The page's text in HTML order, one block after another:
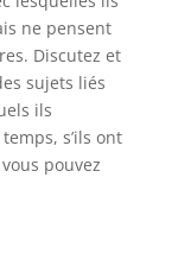
ne pensent
Discutez et
sujets liés
ils
s’ils ont
pouvez